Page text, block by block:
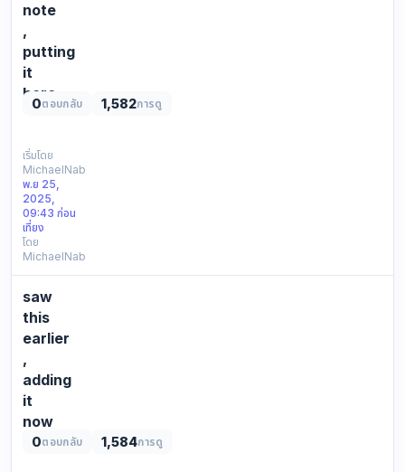
onl…
note
,
putting
it
here
earlier
posting
a
note
about
it
not
detailed
at
all,
fyi
found
this:
info
fyi.
เริ่มโดย
MichaelNab
พ.ย 25,
2025,
09:43 ก่อน
เที่ยง
โดย
MichaelNab
0ตอบกลับ 1,582การดู
saw
this
earlier
,
adding
it
now
lost
0ตอบกลับ 1,584การดู